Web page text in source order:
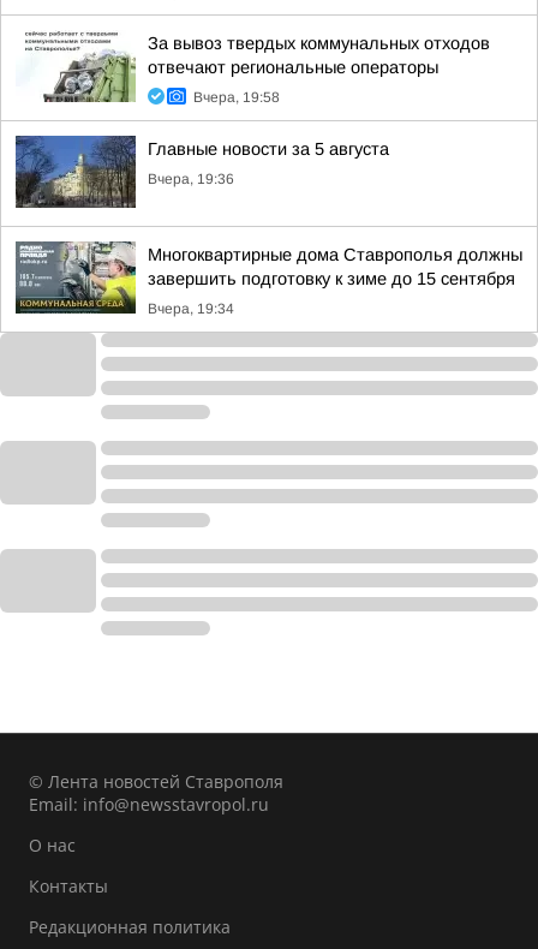
За вывоз твердых коммунальных отходов
отвечают региональные операторы
Вчера, 19:58
Главные новости за 5 августа
Вчера, 19:36
Многоквартирные дома Ставрополья должны
завершить подготовку к зиме до 15 сентября
Вчера, 19:34
© Лента новостей Ставрополя
Email: info@newsstavropol.ru
О нас
Контакты
Редакционная политика